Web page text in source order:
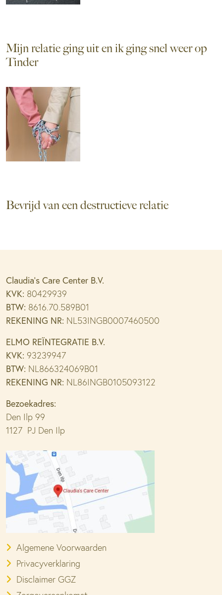
Mijn relatie ging uit en ik ging snel weer op
Tinder
Bevrijd van een destructieve relatie
Claudia’s Care Center B.V.
KVK: 80429939
BTW: 8616.70.589B01
REKENING NR: NL53INGB0007460500
ELMO REÏNTEGRATIE B.V.
KVK: 93239947
BTW: NL866324069B01
REKENING NR: NL86INGB0105093122
Bezoekadres:
Den Ilp 99
1127 PJ Den Ilp
Algemene Voorwaarden
Privacyverklaring
Disclaimer GGZ